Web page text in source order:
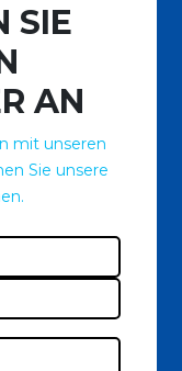
SIE
AN
mit unseren
Sie unsere